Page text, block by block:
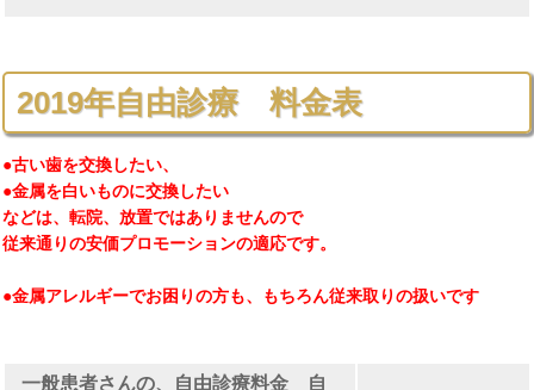
2019年自由診療 料金表
●古い歯を交換したい、
●金属を白いものに交換したい
などは、転院、放置ではありませんので
従来通りの安価プロモーションの適応です。
●金属アレルギーでお困りの方も、もちろん従来取りの扱いです
一般患者さんの、自由診療料金 自